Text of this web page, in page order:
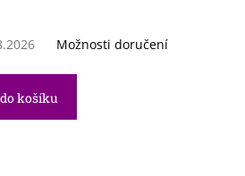
Možnosti doručení
košíku